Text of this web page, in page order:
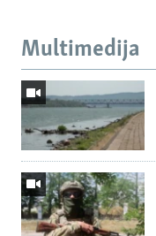
Multimedija